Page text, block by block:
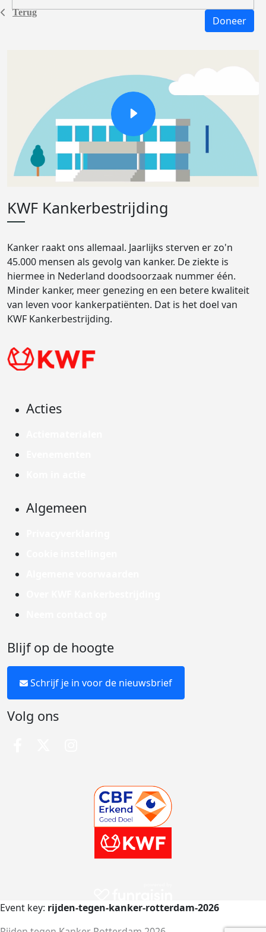
Terug
Doneer
KWF Kankerbestrijding
Kanker raakt ons allemaal. Jaarlijks sterven er zo'n
45.000 mensen als gevolg van kanker. De ziekte is
hiermee in Nederland doodsoorzaak nummer één.
Minder kanker, meer genezing en een betere kwaliteit
van leven voor kankerpatiënten. Dat is het doel van
KWF Kankerbestrijding.
Acties
Algemeen
Blijf op de hoogte
Schrijf je in voor de nieuwsbrief
Volg ons
Event key: rijden-tegen-kanker-rotterdam-2026